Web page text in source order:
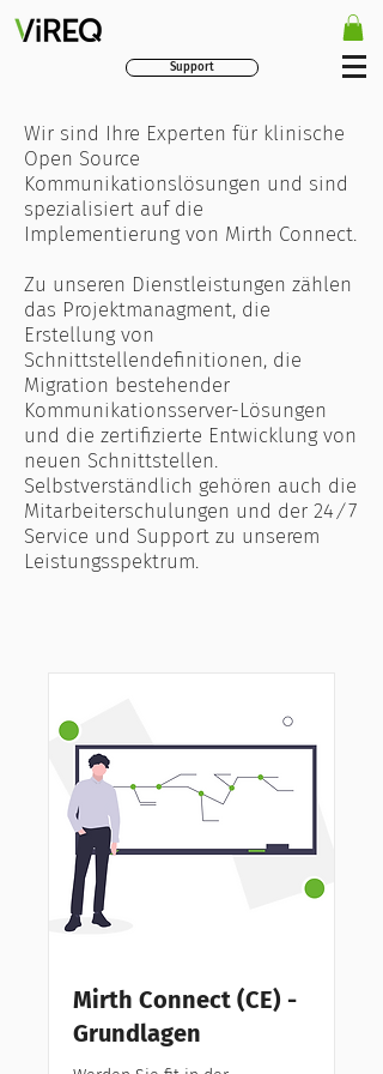
Support
Wir sind Ihre Experten für klinische
Open Source
Kommunikationslösungen und sind
spezialisiert auf die
Implementierung von Mirth Connect.
Zu unseren Dienstleistungen zählen
das Projektmanagment, die
Erstellung von
Schnittstellendefinitionen, die
Migration bestehender
Kommunikationsserver-Lösungen
und die zertifizierte Entwicklung von
neuen Schnittstellen.
Selbstverständlich gehören auch die
Mitarbeiterschulungen und der 24 ⁄ 7
Service und Support zu unserem
Leistungsspektrum.
Mirth Connect (CE) -
Grundlagen